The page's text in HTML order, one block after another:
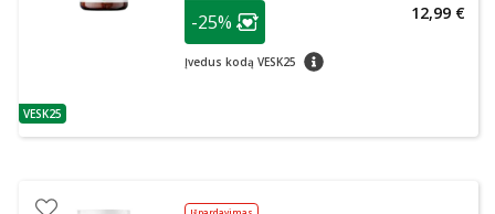
patarimas
VESK25
patarimas
Lojalumo klubo narių nuolaida
-25%
Įvedus kodą VESK25 patarimas
12,99 €